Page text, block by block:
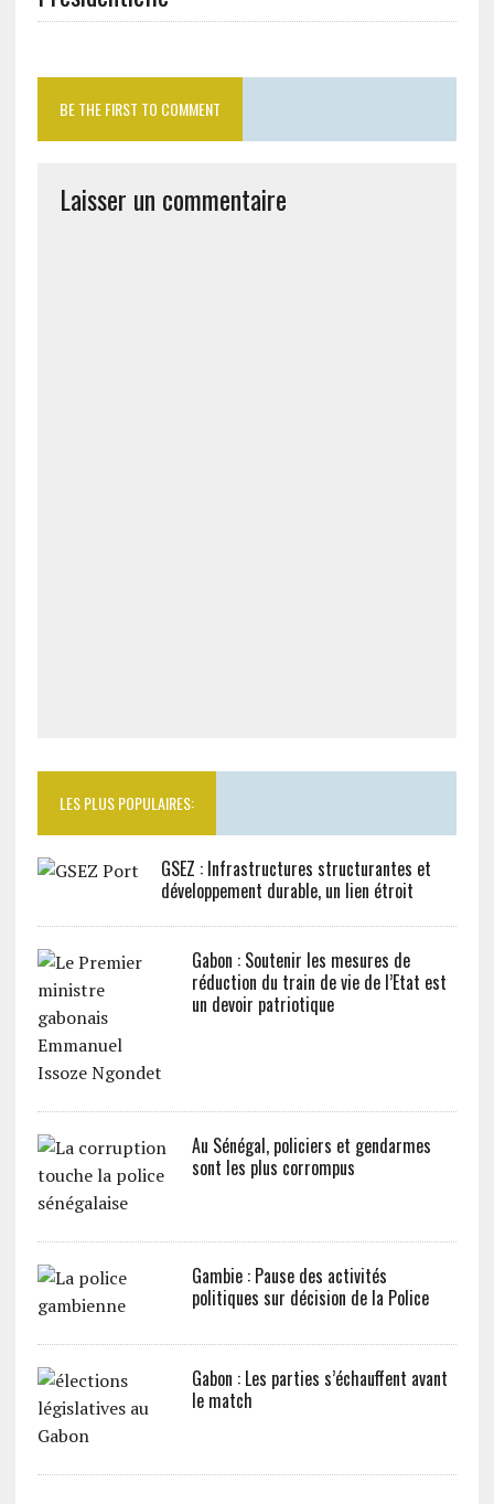
BE THE FIRST TO COMMENT
Laisser un commentaire
LES PLUS POPULAIRES:
GSEZ : Infrastructures structurantes et
développement durable, un lien étroit
Gabon : Soutenir les mesures de
réduction du train de vie de l’Etat est
un devoir patriotique
Au Sénégal, policiers et gendarmes
sont les plus corrompus
Gambie : Pause des activités
politiques sur décision de la Police
Gabon : Les parties s’échauffent avant
le match